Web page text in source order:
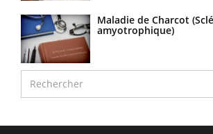
Maladie de Charcot
amyotrophique)